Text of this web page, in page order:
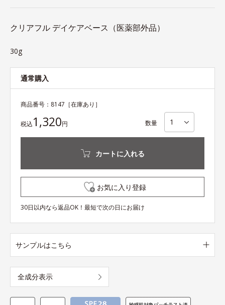
クリアフル デイケアベース（医薬部外品）
30g
通常購入
商品番号： 8147 ［在庫あり］
税込1,320円 数量
カートに入れる
お気に入り登録
30日以内なら返品OK！最短で次の日にお届け
サンプルはこちら
全成分表示